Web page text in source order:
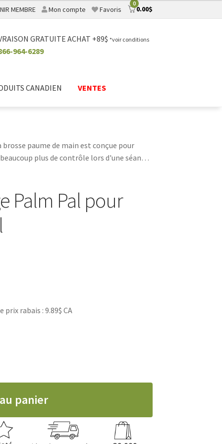
0
0.00$
MEMBRE Mon compte Favoris
GRATUITE ACHAT +89$ *voir conditions
964-6289
CANADIEN VENTES
paume de main est conçue pour
plus de contrôle lors d'une séance
des deux côtés. La brosse paume de main
de nœuds pendant les séances de
d'obtenir une fourrure détendue,
si vous recherchez un outil de toilettage
pas plus loin que la brosse paume de
Palm Pal pour
rabais : 9.89$ CA
Pal pour chien et chat, Wahl
panier